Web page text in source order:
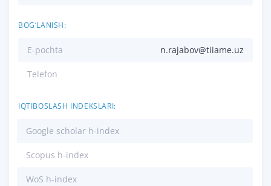
BOG‘LANISH:
E-pochta n.rajabov@tiiame.uz
Telefon
IQTIBOSLASH INDEKSLARI:
Google scholar h-index
Scopus h-index
WoS h-index